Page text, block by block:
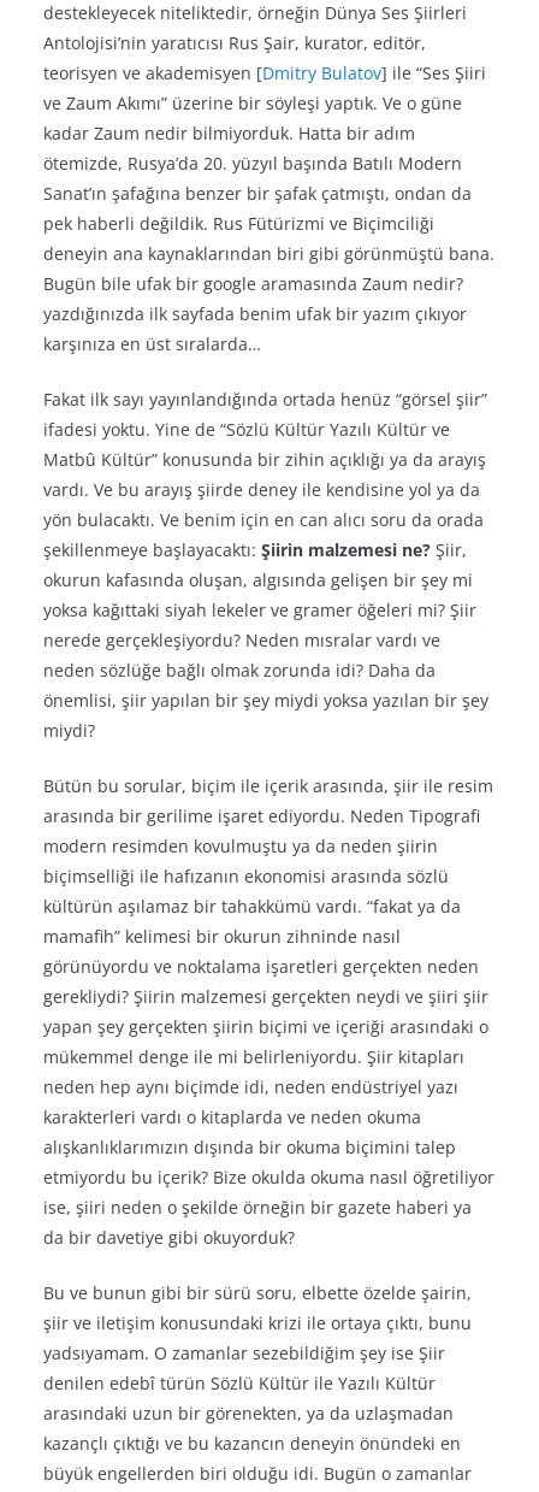
destekleyecek niteliktedir, örneğin Dünya Ses Şiirleri
Antolojisi’nin yaratıcısı Rus Şair, kurator, editör,
teorisyen ve akademisyen [Dmitry Bulatov] ile “Ses Şiiri
ve Zaum Akımı” üzerine bir söyleşi yaptık. Ve o güne
kadar Zaum nedir bilmiyorduk. Hatta bir adım
ötemizde, Rusya’da 20. yüzyıl başında Batılı Modern
Sanat’ın şafağına benzer bir şafak çatmıştı, ondan da
pek haberli değildik. Rus Fütürizmi ve Biçimciliği
deneyin ana kaynaklarından biri gibi görünmüştü bana.
Bugün bile ufak bir google aramasında Zaum nedir?
yazdığınızda ilk sayfada benim ufak bir yazım çıkıyor
karşınıza en üst sıralarda…
Fakat ilk sayı yayınlandığında ortada henüz “görsel şiir”
ifadesi yoktu. Yine de “Sözlü Kültür Yazılı Kültür ve
Matbû Kültür” konusunda bir zihin açıklığı ya da arayış
vardı. Ve bu arayış şiirde deney ile kendisine yol ya da
yön bulacaktı. Ve benim için en can alıcı soru da orada
şekillenmeye başlayacaktı: Şiirin malzemesi ne? Şiir,
okurun kafasında oluşan, algısında gelişen bir şey mi
yoksa kağıttaki siyah lekeler ve gramer öğeleri mi? Şiir
nerede gerçekleşiyordu? Neden mısralar vardı ve
neden sözlüğe bağlı olmak zorunda idi? Daha da
önemlisi, şiir yapılan bir şey miydi yoksa yazılan bir şey
miydi?
Bütün bu sorular, biçim ile içerik arasında, şiir ile resim
arasında bir gerilime işaret ediyordu. Neden Tipografi
modern resimden kovulmuştu ya da neden şiirin
biçimselliği ile hafızanın ekonomisi arasında sözlü
kültürün aşılamaz bir tahakkümü vardı. “fakat ya da
mamafih” kelimesi bir okurun zihninde nasıl
görünüyordu ve noktalama işaretleri gerçekten neden
gerekliydi? Şiirin malzemesi gerçekten neydi ve şiiri şiir
yapan şey gerçekten şiirin biçimi ve içeriği arasındaki o
mükemmel denge ile mi belirleniyordu. Şiir kitapları
neden hep aynı biçimde idi, neden endüstriyel yazı
karakterleri vardı o kitaplarda ve neden okuma
alışkanlıklarımızın dışında bir okuma biçimini talep
etmiyordu bu içerik? Bize okulda okuma nasıl öğretiliyor
ise, şiiri neden o şekilde örneğin bir gazete haberi ya
da bir davetiye gibi okuyorduk?
Bu ve bunun gibi bir sürü soru, elbette özelde şairin,
şiir ve iletişim konusundaki krizi ile ortaya çıktı, bunu
yadsıyamam. O zamanlar sezebildiğim şey ise Şiir
denilen edebî türün Sözlü Kültür ile Yazılı Kültür
arasındaki uzun bir görenekten, ya da uzlaşmadan
kazançlı çıktığı ve bu kazancın deneyin önündeki en
büyük engellerden biri olduğu idi. Bugün o zamanlar